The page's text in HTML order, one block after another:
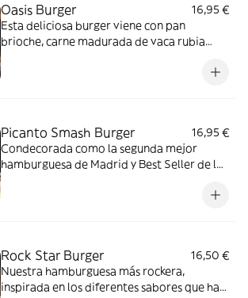
Oasis Burger
16,95 €
Esta deliciosa burger viene con pan
brioche, carne madurada de vaca rubia
bacon crunchy, cebolla encurtida, pepinillos
Picanto Smash Burger
16,95 €
Condecorada como la segunda mejor
hamburguesa de Madrid y Best Seller de la
ligeramente picante.
Rock Star Burger
16,50 €
Nuestra hamburguesa más rockera,
inspirada en los diferentes sabores que han